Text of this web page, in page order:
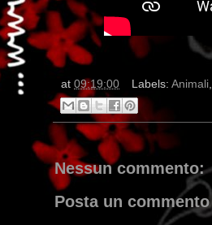
at 09:19:00 Labels: Animali,
Nessun commento:
Posta un commento